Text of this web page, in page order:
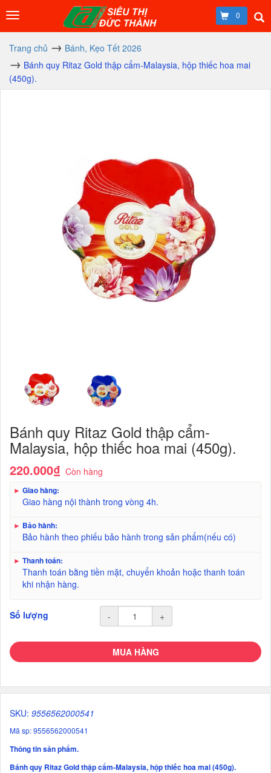
0
Trang chủ
Bánh, Kẹo Tết 2026
Bánh quy Ritaz Gold thập cẩm-Malaysia, hộp thiếc hoa mai
(450g).
Bánh quy Ritaz Gold thập cẩm-
Malaysia, hộp thiếc hoa mai (450g).
220.000₫ Còn hàng
► Giao hàng:
Giao hàng nội thành trong vòng 4h.
► Bảo hành:
Bảo hành theo phiếu bảo hành trong sản phẩm(nếu có)
► Thanh toán:
Thanh toán bằng tiền mặt, chuyển khoản hoặc thanh toán
khi nhận hàng.
Số lượng - +
MUA HÀNG
SKU: 9556562000541
Mã sp: 9556562000541
Thông tin sản phẩm.
Bánh quy Ritaz Gold thập cẩm-Malaysia, hộp thiếc hoa mai (450g).